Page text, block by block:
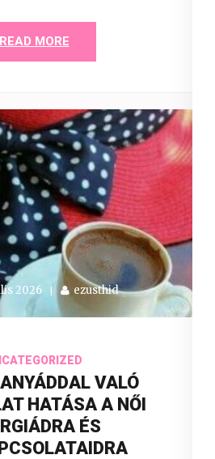
READ MORE
2026 ezusthid
VALÓ
HATÁSA A NŐI
ÉS